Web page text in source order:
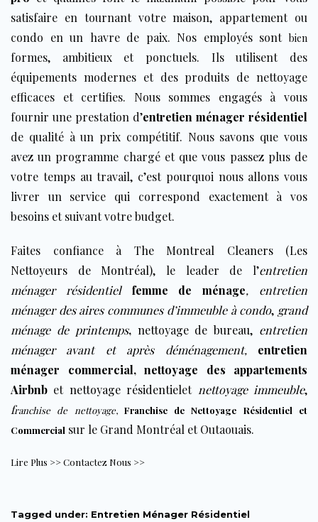
satisfaire en tournant votre maison, appartement ou
condo en un havre de paix. Nos employés sontbien
formes, ambitieux et ponctuels. Ils utilisent des
équipements modernes et des produits de nettoyage
efficaces et certifies. Nous sommes engagés à vous
fournir une prestation d’entretien ménager résidentiel
de qualité à un prix compétitif. Nous savons que vous
avez un programme chargé et que vous passez plus de
votre temps au travail, c’est pourquoi nous allons vous
livrer un service qui correspond exactement à vos
besoins et suivant votre budget.
Faites confiance à The Montreal Cleaners (Les
Nettoyeurs de Montréal), le leader de l’entretien
ménager résidentiel
femme de ménage,
entretien
ménager des aires communes d’immeuble à condo, grand
ménage de printemps, nettoyage de bureau, entretien
ménager avant et après déménagement, entretien
ménager commercial, nettoyage des appartements
Airbnb et nettoyage résidentielet nettoyage immeuble,
franchise de nettoyage, Franchise de Nettoyage Résidentiel et
Commercial sur le Grand Montréal et Outaouais.
Lire Plus >>Contactez Nous >>
Tagged under: Entretien Ménager Résidentiel